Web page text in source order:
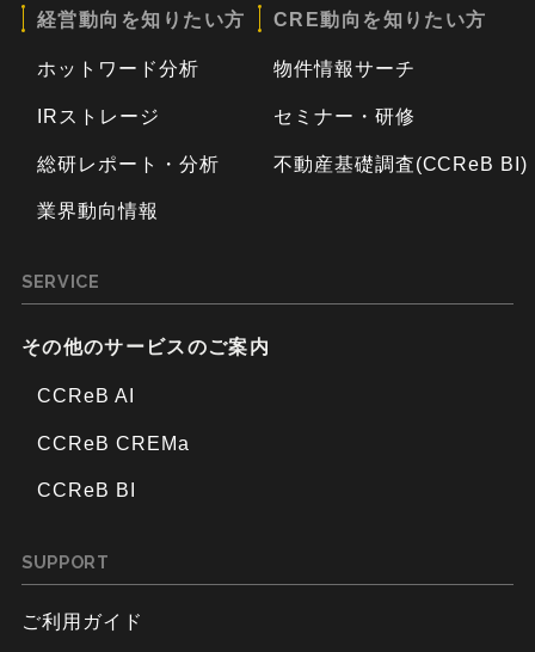
経営動向を知りたい方
ホットワード分析
IRストレージ
総研レポート・分析
業界動向情報
CRE動向を知りたい方
物件情報サーチ
セミナー・研修
不動産基礎調査(CCReB BI)
SERVICE
その他のサービスのご案内
CCReB AI
CCReB CREMa
CCReB BI
SUPPORT
ご利用ガイド